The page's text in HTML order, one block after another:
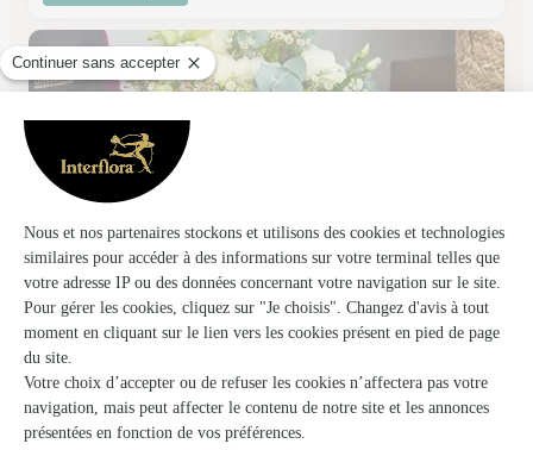
Florea
Limoges
★ ★★★ ★4.2 (218)
11, av. Général Leclerc
Voir la boutique